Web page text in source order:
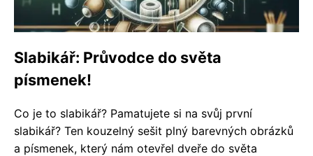
Slabikář: Průvodce do světa
písmenek!
Co je to slabikář? Pamatujete si na svůj první
slabikář? Ten kouzelný sešit plný barevných obrázků
a písmenek, který nám otevřel dveře do světa